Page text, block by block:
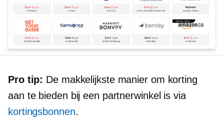
Pro tip: De makkelijkste manier om korting
aan te bieden bij een partnerwinkel is via
kortingsbonnen.